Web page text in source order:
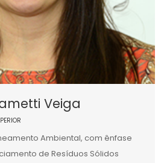
Veiga
Ambiental, com ênfase
de Resíduos Sólidos